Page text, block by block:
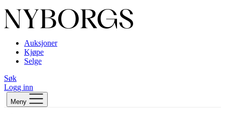
Auksjoner
Kjøpe
Selge
Søk
Logg inn
Meny